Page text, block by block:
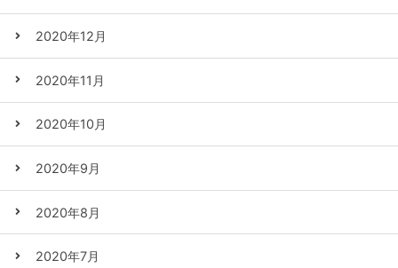
2020年12月
2020年11月
2020年10月
2020年9月
2020年8月
2020年7月